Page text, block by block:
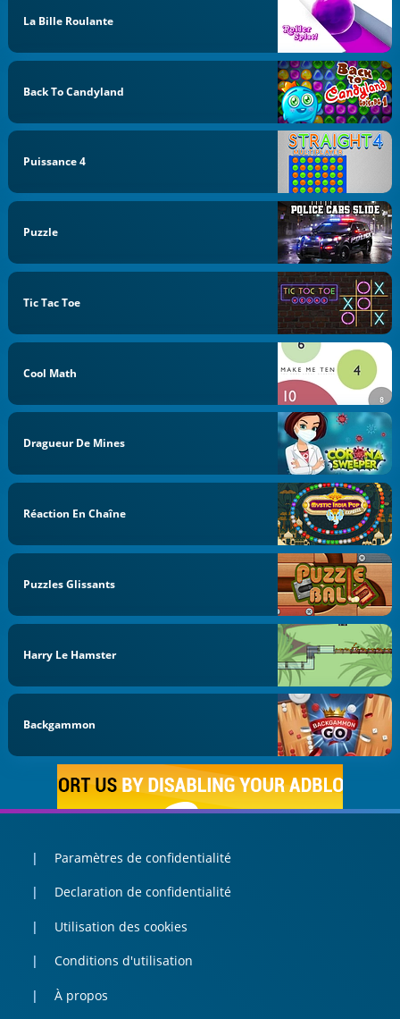
La Bille Roulante
Back To Candyland
Puissance 4
Puzzle
Tic Tac Toe
Cool Math
Dragueur De Mines
Réaction En Chaîne
Puzzles Glissants
Harry Le Hamster
Backgammon
Paramètres de confidentialité
Declaration de confidentialité
Utilisation des cookies
Conditions d'utilisation
À propos